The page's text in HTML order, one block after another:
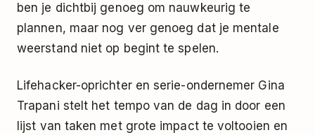
ben je dichtbij genoeg om nauwkeurig te
plannen, maar nog ver genoeg dat je mentale
weerstand niet op begint te spelen.
Lifehacker-oprichter en serie-ondernemer Gina
Trapani stelt het tempo van de dag in door een
lijst van taken met grote impact te voltooien en